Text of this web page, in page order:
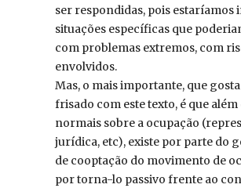
ser respondidas, pois estaríamos
situações específicas que
com problemas extremos, com
envolvidos.
Mas, o mais importante, que
frisado com este texto, é que além
normais sobre a ocupação
jurídica, etc), existe por parte do
de cooptação do movimento de
por torna-lo passivo frente ao